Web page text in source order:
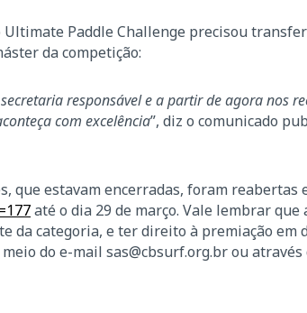
Paddle Challenge precisou
da competição:
responsável e a partir de agora nos
com excelência”, diz o comunicado
que estavam encerradas, foram reabertas
até o dia 29 de março. Vale lembrar
da categoria, e ter direito à premiação em
do e-mail sas@cbsurf.org.br ou através